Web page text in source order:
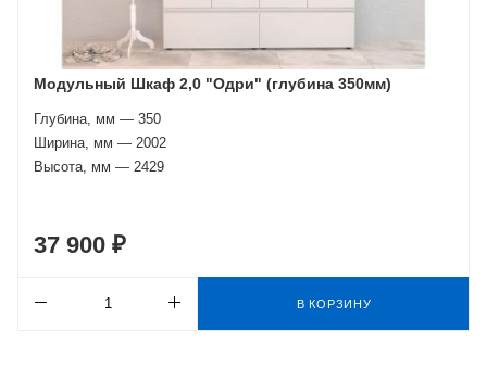
Модульный Шкаф 2,0 "Одри" (глубина 350мм)
Глубина, мм — 350
Ширина, мм — 2002
Высота, мм — 2429
37 900 ₽
В КОРЗИНУ